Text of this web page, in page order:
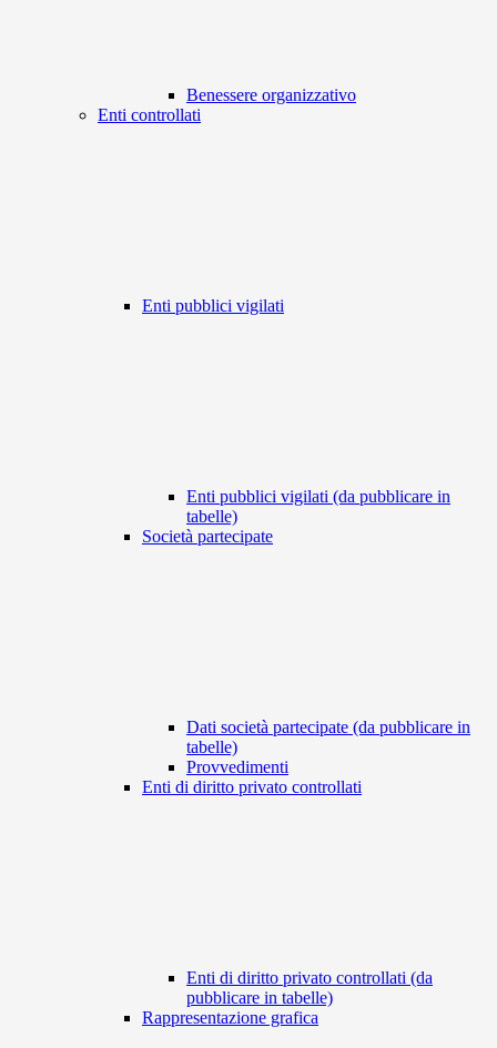
Benessere organizzativo
Enti controllati
Enti pubblici vigilati
Enti pubblici vigilati (da pubblicare in
tabelle)
Società partecipate
Dati società partecipate (da pubblicare in
tabelle)
Provvedimenti
Enti di diritto privato controllati
Enti di diritto privato controllati (da
pubblicare in tabelle)
Rappresentazione grafica